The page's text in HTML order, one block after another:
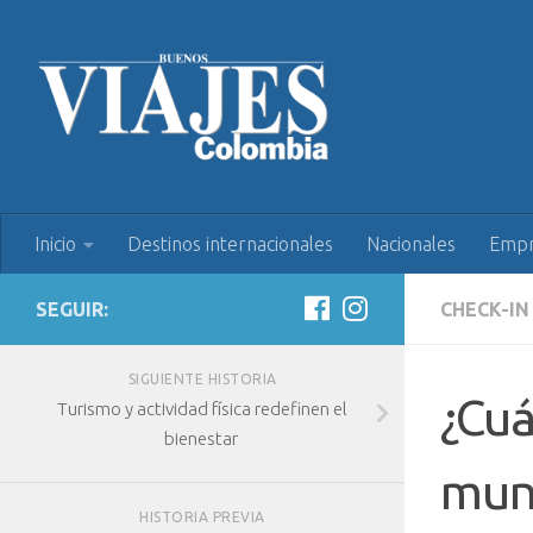
Inicio Destinos internacionales Nacionales
CHECK-IN
SEGUIR:
SIGUIENTE HISTORIA
Turismo y actividad física redefinen el
bienestar
HISTORIA PREVIA